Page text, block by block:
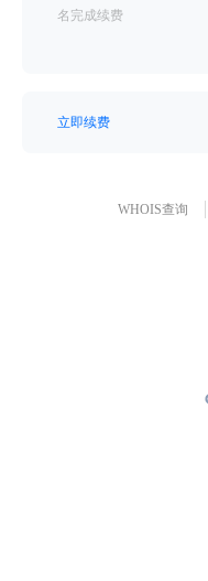
名完成续费
立即续费
WHOIS查询